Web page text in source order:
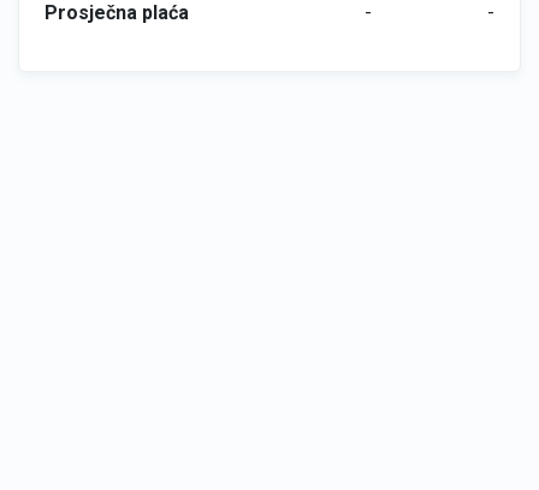
Prosječna plaća
- -